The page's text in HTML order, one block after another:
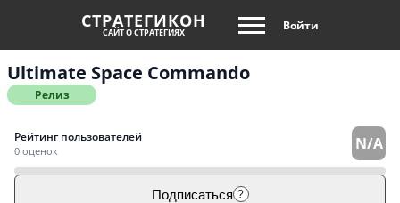
СТРАТЕГИКОН
САЙТ О СТРАТЕГИЯХ Войти
Ultimate Space Commando
Релиз
Рейтинг пользователей
0 оценок N/A
Подписаться ?